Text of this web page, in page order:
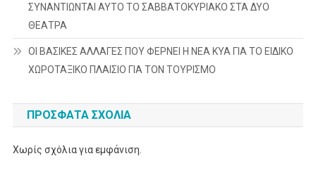
ΣΥΝΑΝΤΙΩΝΤΑΙ ΑΥΤΟ ΤΟ ΣΑΒΒΑΤΟΚΥΡΙΑΚΟ ΣΤΑ ΔΥΟ
ΘΕΑΤΡΑ
ΟΙ ΒΑΣΙΚΕΣ ΑΛΛΑΓΕΣ ΠΟΥ ΦΕΡΝΕΙ Η ΝΕΑ ΚΥΑ ΓΙΑ ΤΟ ΕΙΔΙΚΟ
ΧΩΡΟΤΑΞΙΚΟ ΠΛΑΙΣΙΟ ΓΙΑ ΤΟΝ ΤΟΥΡΙΣΜΟ
ΠΡΌΣΦΑΤΑ ΣΧΌΛΙΑ
Χωρίς σχόλια για εμφάνιση.